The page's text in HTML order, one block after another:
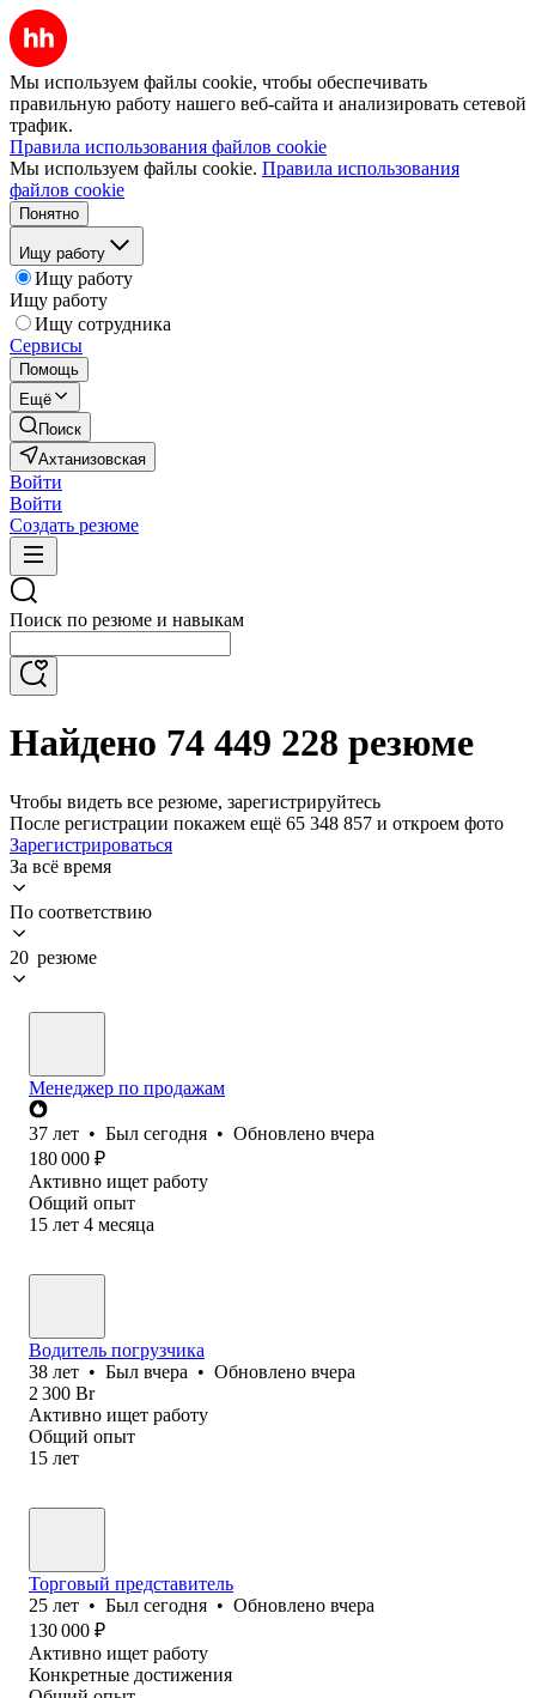
Мы используем файлы cookie, чтобы обеспечивать
правильную работу нашего веб-сайта и анализировать сетевой
трафик.
Правила использования файлов cookie
Мы используем файлы cookie. Правила использования
файлов cookie
Понятно
Ищу работу
Ищу работу
Ищу работу
Ищу сотрудника
Сервисы
Помощь
Ещё
Поиск
Ахтанизовская
Войти
Войти
Создать резюме
Поиск по резюме и навыкам
Найдено 74 449 228 резюме
Чтобы видеть все резюме, зарегистрируйтесь
После регистрации покажем ещё 65 348 857 и откроем фото
Зарегистрироваться
За всё время
По соответствию
20 резюме
Менеджер по продажам
37 лет • Был сегодня • Обновлено вчера
180 000 ₽
Активно ищет работу
Общий опыт
15 лет 4 месяца
Водитель погрузчика
38 лет • Был вчера • Обновлено вчера
2 300 Br
Активно ищет работу
Общий опыт
15 лет
Торговый представитель
25 лет • Был сегодня • Обновлено вчера
130 000 ₽
Активно ищет работу
Конкретные достижения